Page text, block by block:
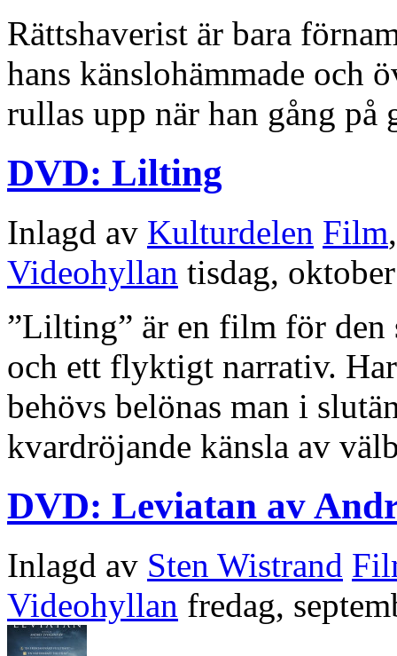
Rättshaverist är bara
hans känslohämmade och
rullas upp när han gång
DVD: Lilting
Inlagd av Kulturdelen Film
Videohyllan tisdag,
”Lilting” är en film för den
och ett flyktigt narrativ.
behövs belönas man i
kvardröjande känsla av
DVD: Leviatan av
Inlagd av Sten Wistrand
Videohyllan fredag,